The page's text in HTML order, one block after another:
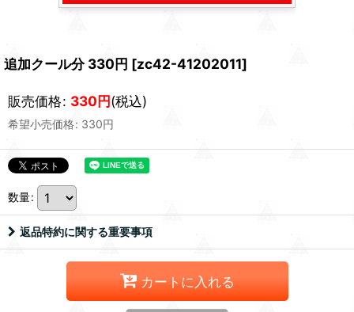
追加クール分 330円 [zc42-41202011]
販売価格: 330円(税込)
希望小売価格: 330円
数量:
返品特約に関する重要事項
カートに入れる